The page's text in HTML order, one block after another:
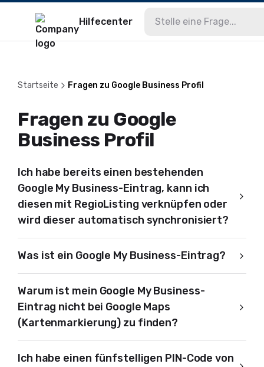
Hilfecenter
Startseite Fragen zu Google Business Profil
Fragen zu Google
Business Profil
Ich habe bereits einen bestehenden
Google My Business-Eintrag, kann ich
diesen mit RegioListing verknüpfen oder
wird dieser automatisch synchronisiert?
Was ist ein Google My Business-Eintrag?
Warum ist mein Google My Business-
Eintrag nicht bei Google Maps
(Kartenmarkierung) zu finden?
Ich habe einen fünfstelligen PIN-Code von